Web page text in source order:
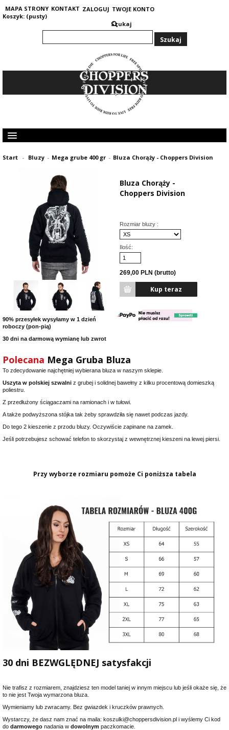
MAPA STRONY KONTAKT ZALOGUJ TWOJE KONTO
Koszyk: (pusty)
Szukaj
KOLEKCJA DAMSKA
OPINIE KLIENTÓW
Start - Bluzy - Mega grube 400 gr - Bluza Chorąży - Choppers Division
90% przesyłek wysyłamy w 1 dzień
roboczy (pon-pią)
30 dni na darmową wymianę lub zwrot
Bluza Chorąży -
Choppers Division
Rozmiar bluzy :
Ilość:
269,00 PLN (brutto)
Polecana Mega Gruba Bluza
To zdecydowanie najchętniej wybierana bluza w naszym sklepie.
Uszyta w polskiej szwalni z grubej i solidnej bawełny z kilku procentową domieszką
poliestru.
Z przedłużony ściągaczami na ramionach i w tułowi.
A także podwyższona stójka tak żeby sprawdziła się nawet podczas jazdy.
Do tego 2 kieszenie z przodu bluzy. Oczywiście zapinane na zamek.
Jeśli potrzebujesz schować telefon to skorzystaj z wewnętrznej kieszeni na lewej piersi.
Przy wyborze rozmiaru pomoże Ci poniższa tabela
30 dni BEZWGLĘDNEJ satysfakcji
Nie trafisz z rozmiarem, znajdziesz ten model taniej w innym miejscu lub jeśli okaże się, że
to nie jest Twoja wymarzona bluza.
Wymieniamy lub zwracamy. Bez gwiazdek i kruczków prawnych.
Wystarczy, że dasz nam znać na maila: koszulki@choppersdivision.pl i wyślemy Ci kod
do darmowego nadania w dowolnym paczkomacie.